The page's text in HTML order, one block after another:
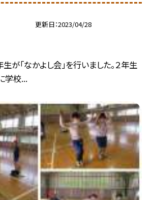
更新日 2023/04/28
生が「なかよし会」を行いました。２年生
学校...